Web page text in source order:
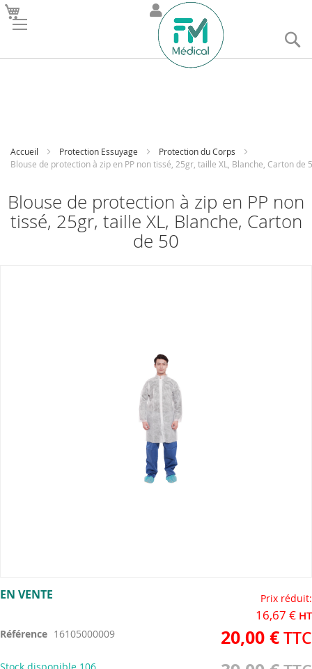
Accueil Protection Essuyage
Protection du Corps
Blouse de protection à zip en PP non tissé, 25gr, taille XL, Blanche, Carton de
Blouse de protection à zip en PP non
tissé, 25gr, taille XL, Blanche, Carton
de 50
EN VENTE
Référence 16105000009
Prix réduit
16,67 €
20,00 €
to
of